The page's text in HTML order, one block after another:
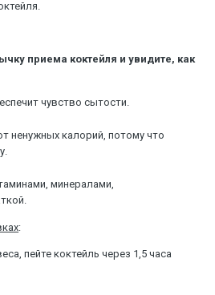
приема коктейля и увидите, как
чувство сытости.
ненужных калорий, потому что
минералами,
:
пейте коктейль через 1,5 часа